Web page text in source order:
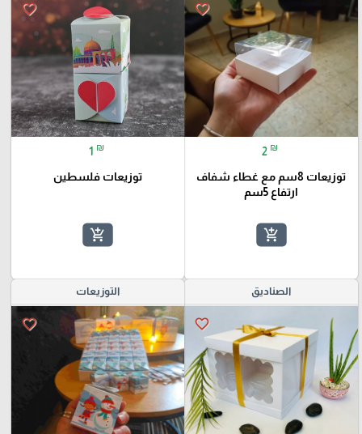
favorite_border
2 ₪
توزيعات 8سم مع غطاء شفاف
ارتفاع 5سم
add_shopping_cart
favorite_border
1 ₪
توزيعات فلسطين
add_shopping_cart
الصناديق
favorite_border
التوزيعات
favorite_border